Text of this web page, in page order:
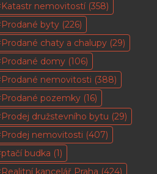
Katastr nemovitostí(358)
Prodané byty(226)
Prodané chaty a chalupy(29)
Prodané domy(106)
Prodané nemovitosti (388)
Prodané pozemky(16)
Prodej družstevního bytu (29)
Prodej nemovitosti (407)
ptačí budka (1)
Realitní kancelář Praha (424)